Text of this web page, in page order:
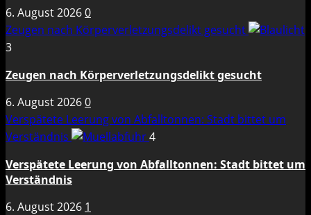
6. August 20260
Zeugen nach Körperverletzungsdelikt gesucht
3
Zeugen nach Körperverletzungsdelikt gesucht
6. August 20260
Verspätete Leerung von Abfalltonnen: Stadt bittet um
Verständnis
4
Verspätete Leerung von Abfalltonnen: Stadt bittet um
Verständnis
6. August 2026 1